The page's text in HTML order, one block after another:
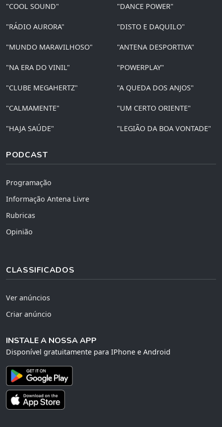
"COOL SOUND" "DANCE POWER"
"RÁDIO AURORA" "DISTO E DAQUILO"
"MUNDO MARAVILHOSO" "ANTENA DESPORTIVA"
"NA ERA DO VINIL" "POWERPLAY"
"CLUBE MEGAHERTZ" "A QUEDA DOS ANJOS"
"CALMAMENTE" "UM CERTO ORIENTE"
"HAJA SAÚDE" "LEGIÃO DA BOA VONTADE"
PODCAST
Programação
Informação Antena Livre
Rubricas
Opinião
CLASSIFICADOS
Ver anúncios
Criar anúncio
INSTALE A NOSSA APP
Disponível gratuitamente para IPhone e Android